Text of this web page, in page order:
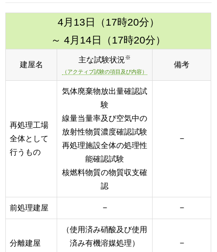
4月13日（17時20分）
～ 4月14日（17時20分）
建屋名
主な試験状況※
（アクティブ試験の項目及び内容）
備考
再処理工場
全体として
行うもの
気体廃棄物放出量確認試
験
線量当量率及び空気中の
放射性物質濃度確認試験
再処理施設全体の処理性
能確認試験
核燃料物質の物質収支確
認
−
前処理建屋 − −
分離建屋
（使用済み硝酸及び使用
済み有機溶媒処理）
−